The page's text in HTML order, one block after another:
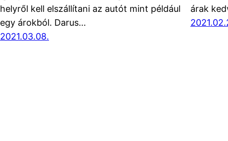
helyről kell elszállítani az autót mint például
egy árokból. Darus…
2021.03.08.
árak